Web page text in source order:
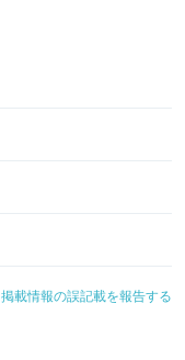
掲載情報の誤記載を報告する